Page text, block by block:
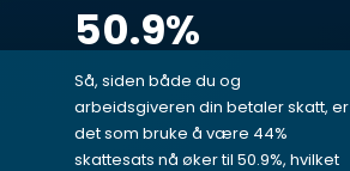
50.9%
Så, siden både du og
arbeidsgiveren din betaler skatt, er
det som bruke å være 44%
skattesats nå øker til 50.9%, hvilket